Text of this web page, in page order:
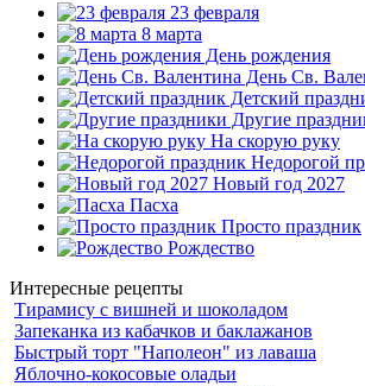
23 февраля
8 марта
День рождения
День Св.
Детский
Другие
На скорую руку
Недорогой
Новый год 2027
Пасха
Просто праздник
Рождество
Интересные рецепты
Тирамису с вишней и шоколадом
Запеканка из кабачков и баклажанов
Быстрый торт "Наполеон" из лаваша
Яблочно-кокосовые оладьи